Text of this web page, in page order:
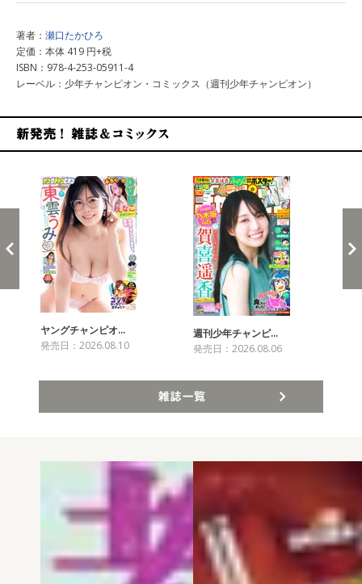
著者： 瀬口たかひろ
定価：本体 419 円+税
ISBN：978-4-253-05911-4
レーベル：少年チャンピオン・コミックス（週刊少年チャンピオン）
ヤングチャンピオ…
発売日：2026.08.10
週刊少年チャンピ…
発売日：2026.08.06